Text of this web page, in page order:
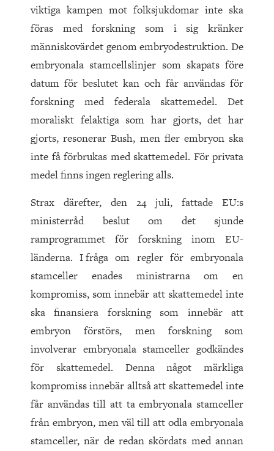
viktiga kampen mot folksjukdomar inte ska
föras med forskning som i sig kränker
människovärdet genom embryodestruktion. De
embryonala stamcellslinjer som skapats före
datum för beslutet kan och får användas för
forskning med federala skattemedel. Det
moraliskt felaktiga som har gjorts, det har
gjorts, resonerar Bush, men fler embryon ska
inte få förbrukas med skattemedel. För privata
medel finns ingen reglering alls.
Strax därefter, den 24 juli, fattade EU:s
ministerråd beslut om det sjunde
ramprogrammet för forskning inom EU-
länderna. I fråga om regler för embryonala
stamceller enades minis­trar­na om en
kompromiss, som innebär att skattemedel inte
ska finansiera forskning som innebär att
embryon förstörs, men forskning som
involverar embryonala stamceller godkändes
för skattemedel. Denna något märkliga
kompromiss innebär alltså att skattemedel inte
får användas till att ta embryonala stamceller
från embryon, men väl till att odla embryonala
stamceller, när de redan skördats med annan